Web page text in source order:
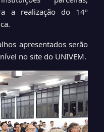
a realização do 14º
apresentados serão
no site do UNIVEM.